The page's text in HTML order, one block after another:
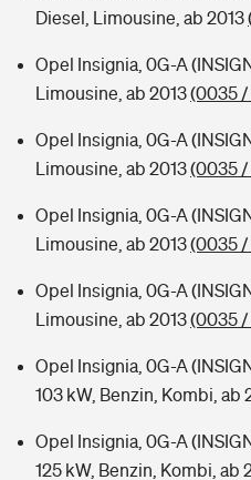
Diesel, Limousine, ab 2013
Opel Insignia, 0G-A
Limousine, ab 2013(0035 /
Opel Insignia, 0G-A
Limousine, ab 2013(0035 /
Opel Insignia, 0G-A
Limousine, ab 2013(0035 /
Opel Insignia, 0G-A
Limousine, ab 2013(0035 /
Opel Insignia, 0G-A
103 kW, Benzin, Kombi, ab
Opel Insignia, 0G-A
125 kW, Benzin, Kombi, ab